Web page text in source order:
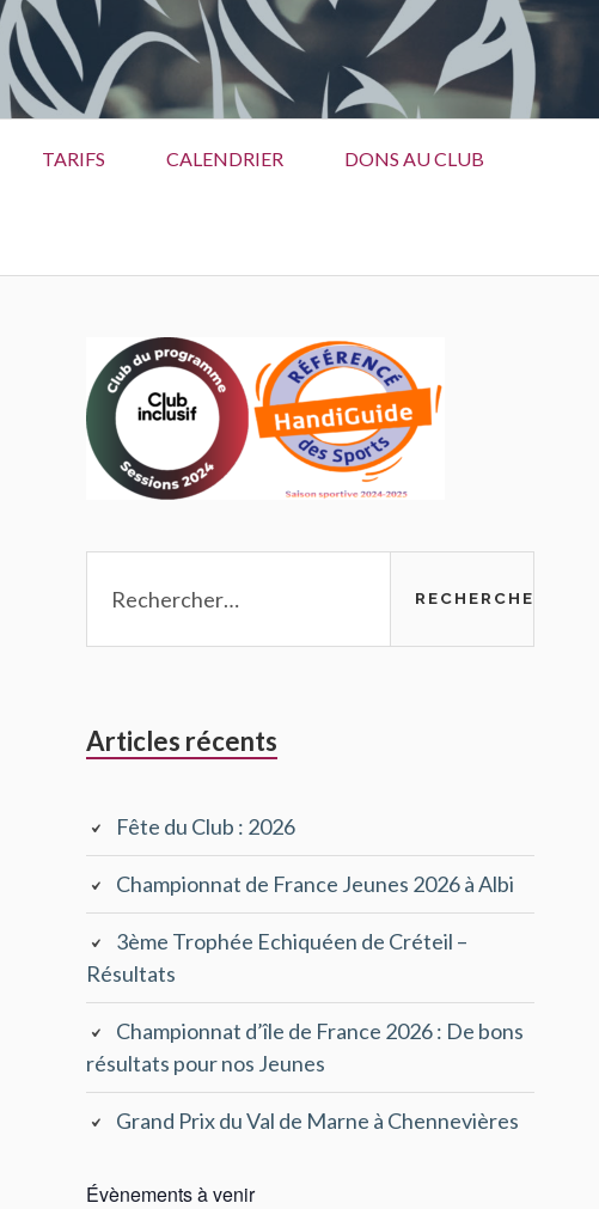
TARIFS CALENDRIER DONS AU CLUB
Articles récents
Fête du Club : 2026
Championnat de France Jeunes 2026 à Albi
3ème Trophée Echiquéen de Créteil –
Résultats
Championnat d’île de France 2026 : De bons
résultats pour nos Jeunes
Grand Prix du Val de Marne à Chennevières
Évènements à venir